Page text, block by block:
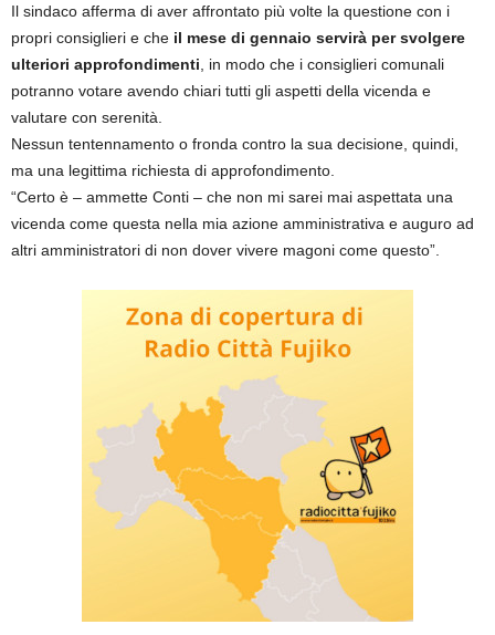
Il sindaco afferma di aver affrontato più volte la questione con i
propri consiglieri e che il mese di gennaio servirà per svolgere
ulteriori approfondimenti , in modo che i consiglieri comunali
potranno votare avendo chiari tutti gli aspetti della vicenda e
valutare con serenità.
Nessun tentennamento o fronda contro la sua decisione, quindi,
ma una legittima richiesta di approfondimento.
“Certo è – ammette Conti – che non mi sarei mai aspettata una
vicenda come questa nella mia azione amministrativa e auguro ad
altri amministratori di non dover vivere magoni come questo”.